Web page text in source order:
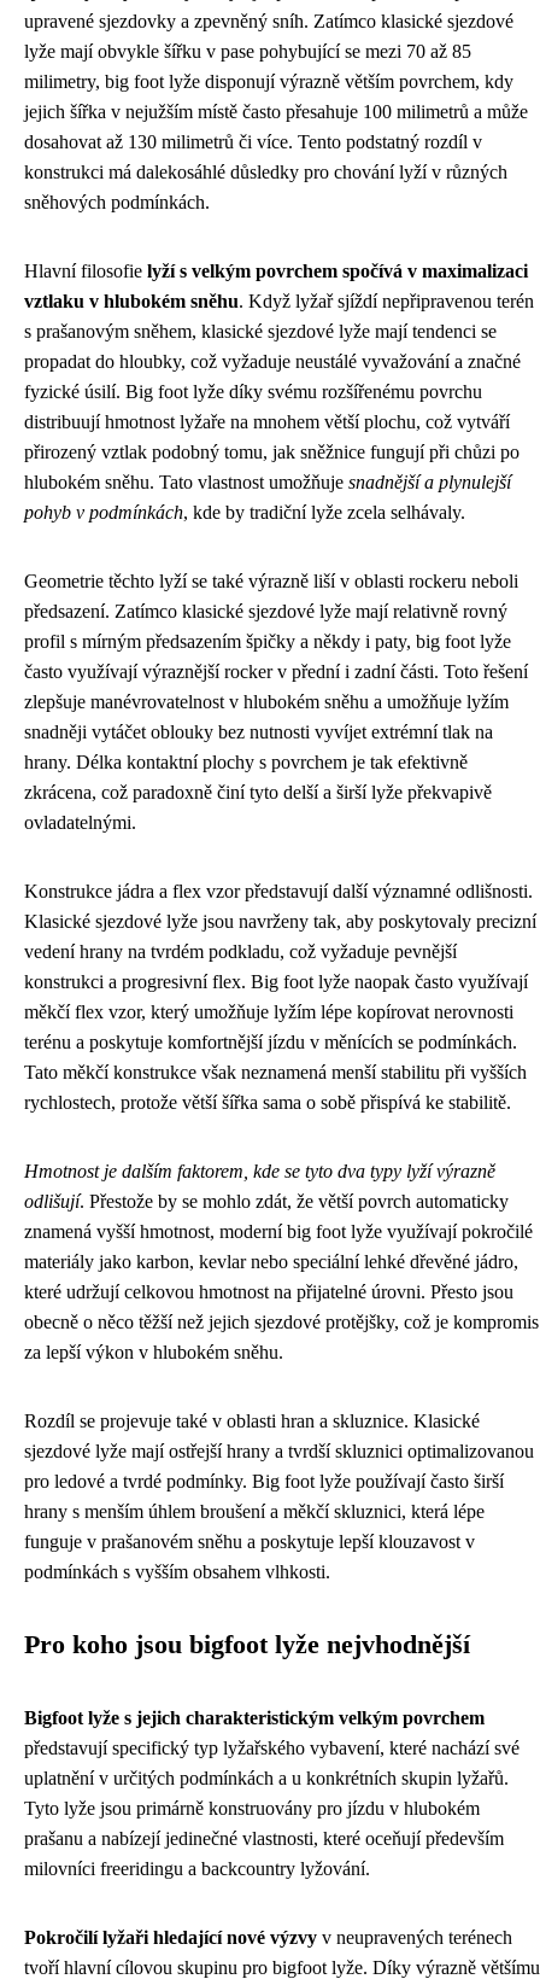
upravené sjezdovky a zpevněný sníh. Zatímco klasické sjezdové
lyže mají obvykle šířku v pase pohybující se mezi 70 až 85
milimetry, big foot lyže disponují výrazně větším povrchem, kdy
jejich šířka v nejužším místě často přesahuje 100 milimetrů a může
dosahovat až 130 milimetrů či více. Tento podstatný rozdíl v
konstrukci má dalekosáhlé důsledky pro chování lyží v různých
sněhových podmínkách.
Hlavní filosofie lyží s velkým povrchem spočívá v maximalizaci
vztlaku v hlubokém sněhu. Když lyžař sjíždí nepřipravenou terén
s prašanovým sněhem, klasické sjezdové lyže mají tendenci se
propadat do hloubky, což vyžaduje neustálé vyvažování a značné
fyzické úsilí. Big foot lyže díky svému rozšířenému povrchu
distribuují hmotnost lyžaře na mnohem větší plochu, což vytváří
přirozený vztlak podobný tomu, jak sněžnice fungují při chůzi po
hlubokém sněhu. Tato vlastnost umožňuje snadnější a plynulejší
pohyb v podmínkách, kde by tradiční lyže zcela selhávaly.
Geometrie těchto lyží se také výrazně liší v oblasti rockeru neboli
předsazení. Zatímco klasické sjezdové lyže mají relativně rovný
profil s mírným předsazením špičky a někdy i paty, big foot lyže
často využívají výraznější rocker v přední i zadní části. Toto řešení
zlepšuje manévrovatelnost v hlubokém sněhu a umožňuje lyžím
snadněji vytáčet oblouky bez nutnosti vyvíjet extrémní tlak na
hrany. Délka kontaktní plochy s povrchem je tak efektivně
zkrácena, což paradoxně činí tyto delší a širší lyže překvapivě
ovladatelnými.
Konstrukce jádra a flex vzor představují další významné odlišnosti.
Klasické sjezdové lyže jsou navrženy tak, aby poskytovaly precizní
vedení hrany na tvrdém podkladu, což vyžaduje pevnější
konstrukci a progresivní flex. Big foot lyže naopak často využívají
měkčí flex vzor, který umožňuje lyžím lépe kopírovat nerovnosti
terénu a poskytuje komfortnější jízdu v měnících se podmínkách.
Tato měkčí konstrukce však neznamená menší stabilitu při vyšších
rychlostech, protože větší šířka sama o sobě přispívá ke stabilitě.
Hmotnost je dalším faktorem, kde se tyto dva typy lyží výrazně
odlišují. Přestože by se mohlo zdát, že větší povrch automaticky
znamená vyšší hmotnost, moderní big foot lyže využívají pokročilé
materiály jako karbon, kevlar nebo speciální lehké dřevěné jádro,
které udržují celkovou hmotnost na přijatelné úrovni. Přesto jsou
obecně o něco těžší než jejich sjezdové protějšky, což je kompromis
za lepší výkon v hlubokém sněhu.
Rozdíl se projevuje také v oblasti hran a skluznice. Klasické
sjezdové lyže mají ostřejší hrany a tvrdší skluznici optimalizovanou
pro ledové a tvrdé podmínky. Big foot lyže používají často širší
hrany s menším úhlem broušení a měkčí skluznici, která lépe
funguje v prašanovém sněhu a poskytuje lepší klouzavost v
podmínkách s vyšším obsahem vlhkosti.
Pro koho jsou bigfoot lyže nejvhodnější
Bigfoot lyže s jejich charakteristickým velkým povrchem
představují specifický typ lyžařského vybavení, které nachází své
uplatnění v určitých podmínkách a u konkrétních skupin lyžařů.
Tyto lyže jsou primárně konstruovány pro jízdu v hlubokém
prašanu a nabízejí jedinečné vlastnosti, které oceňují především
milovníci freeridingu a backcountry lyžování.
Pokročilí lyžaři hledající nové výzvy v neupravených terénech
tvoří hlavní cílovou skupinu pro bigfoot lyže. Díky výrazně většímu